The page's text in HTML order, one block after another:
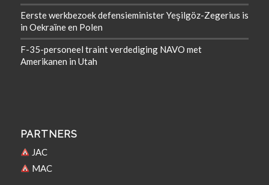
Eerste werkbezoek defensieminister Yeşilgöz-Zegerius is
in Oekraïne en Polen
F-35-personeel traint verdediging NAVO met
Amerikanen in Utah
PARTNERS
JAC
MAC